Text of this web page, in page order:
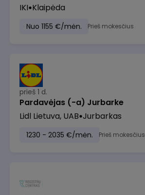
IKI Klaipėda
Nuo 1155 €/mėn. Prieš mokesčius
prieš 1 d.
Pardavėjas (-a) Jurbarke
Lidl Lietuva, UAB Jurbarkas
1230 - 2035 €/mėn. Prieš mokesčius